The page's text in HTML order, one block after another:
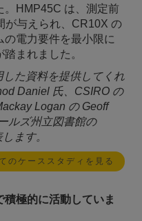
。HMP45C は、測定前
が与えられ、CR10X の
電力要件を最小限に
まれました。
た資料を提供してくれ
Daniel 氏、CSIRO の
Logan の Geoff
ルズ州立図書館の
ます。
のケーススタディを見る
極的に活動していま